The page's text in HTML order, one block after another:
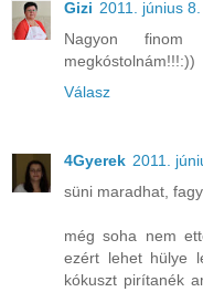
Gizi 2011. június
Nagyon
megkóstolnám!!!:))
Válasz
4Gyerek 2011.
süni maradhat,
még soha nem
ezért lehet hülye
kókuszt pirítanék